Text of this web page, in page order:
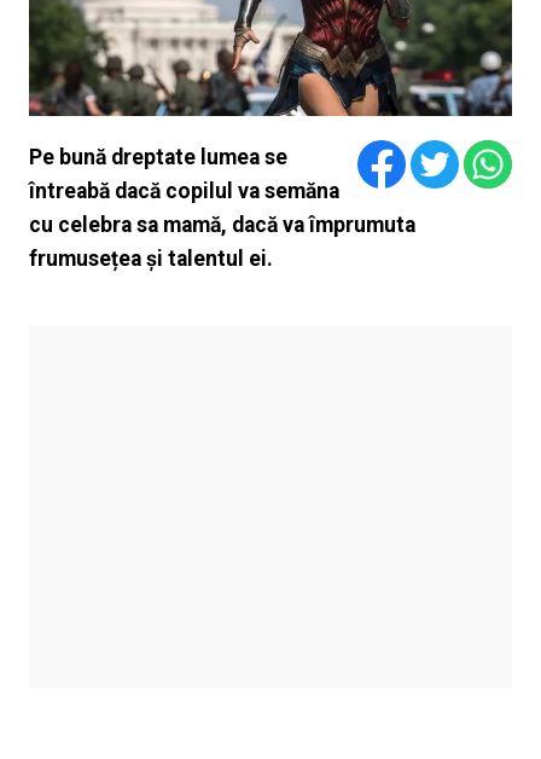
Pe bună dreptate lumea se
întreabă dacă copilul va semăna
cu celebra sa mamă, dacă va împrumuta
frumusețea și talentul ei.